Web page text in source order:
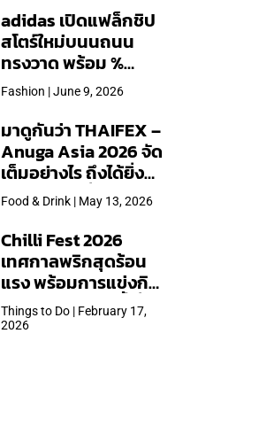
adidas เปิดแฟล็กชิป
สโตร์ใหม่บนนถนน
ทรงวาด พร้อม %
Arabica และคอลเลก
ชันพิเศษเฉพาะสาขา
Fashion | June 9, 2026
มาดูกันว่า THAIFEX –
Anuga Asia 2026 จัด
เต็มอย่างไร ถึงได้ยิ่ง
ใหญ่สุดเท่าที่เคยจัดมา
Food & Drink | May 13, 2026
Chilli Fest 2026
เทศกาลพริกสุดร้อน
แรง พร้อมการแข่งกิน
พริก จัด 28 มี.ค.นี้ ที่โรง
แรมคิมป์ตัน มาลัยฯ
Things to Do | February 17,
2026